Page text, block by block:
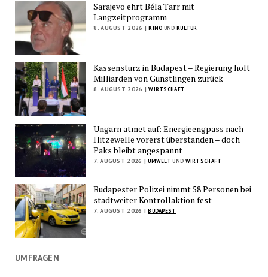
Sarajevo ehrt Béla Tarr mit
Langzeitprogramm
8. AUGUST 2026 | KINO UND KULTUR
Kassensturz in Budapest – Regierung holt
Milliarden von Günstlingen zurück
8. AUGUST 2026 | WIRTSCHAFT
Ungarn atmet auf: Energieengpass nach
Hitzewelle vorerst überstanden – doch
Paks bleibt angespannt
7. AUGUST 2026 | UMWELT UND WIRTSCHAFT
Budapester Polizei nimmt 58 Personen bei
stadtweiter Kontrollaktion fest
7. AUGUST 2026 | BUDAPEST
UMFRAGEN